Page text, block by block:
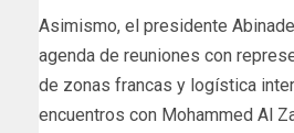
Asimismo, el presidente
agenda de reuniones con
de zonas francas y logística
encuentros con Mohammed Al